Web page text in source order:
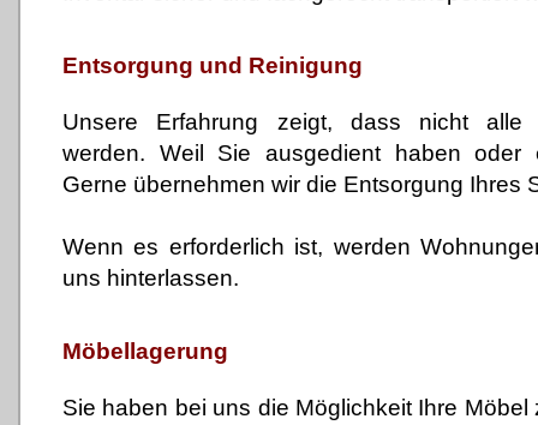
Entsorgung und Reinigung
Unsere Erfahrung zeigt, dass nicht alle
werden. Weil Sie ausgedient haben oder
Gerne übernehmen wir die Entsorgung Ihres
Wenn es erforderlich ist, werden
uns hinterlassen.
Möbellagerung
Sie haben bei uns die Möglichkeit Ihre Möbel